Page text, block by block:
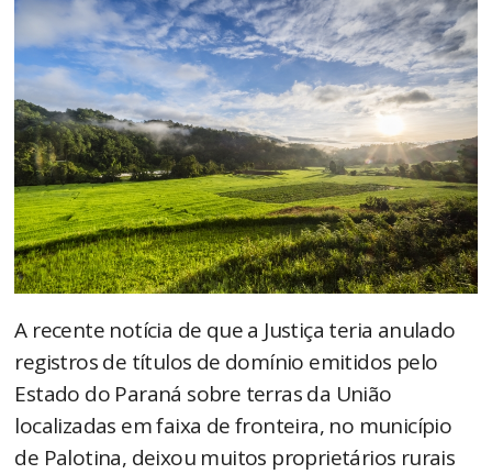
A recente notícia de que a Justiça teria anulado
registros de títulos de domínio emitidos pelo
Estado do Paraná sobre terras da União
localizadas em faixa de fronteira, no município
de Palotina, deixou muitos proprietários rurais